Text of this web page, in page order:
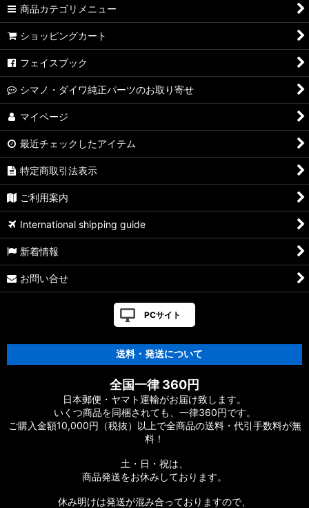
商品カテゴリメニュー
ショッピングカート
フェイスブック
シマノ・ダイワ純正パーツのお取り寄せ
マイページ
最近チェックしたアイテム
特定商取引法表示
ご利用案内
International shipping guide
新着情報
お問い合せ
PCサイト
送料・発送について
全国一律 360円
日本郵便・ヤマト運輸がお届け致します。
いくつ商品を同梱されても、一律360円です。
ご購入金額10,000円（税抜）以上で全商品の送料・代引手数料が無
料！
土・日・祝は、
商品発送をお休みしております。
休み明けは発送が混み合っておりますので、